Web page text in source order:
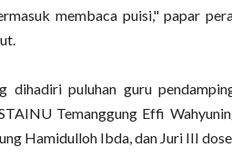
membaca puisi," papar
dihadiri puluhan guru
Temanggung Effi
Hamidulloh Ibda, dan Juri III